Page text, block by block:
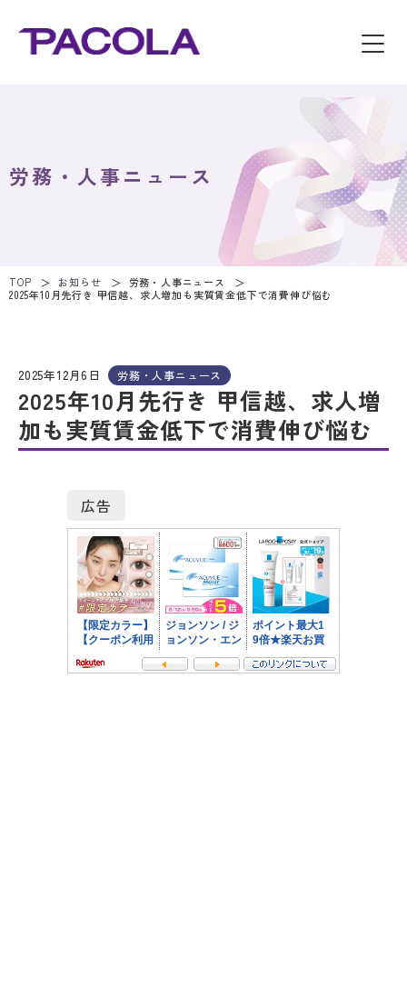
労務・人事ニュース
TOP お知らせ
労務・人事ニュース
2025年10月先行き 甲信越、求人増加も実質賃金低下で消費伸び悩む
2025年12月6日 労務・人事ニュース
2025年10月先行き 甲信越、求人増
加も実質賃金低下で消費伸び悩む
広告